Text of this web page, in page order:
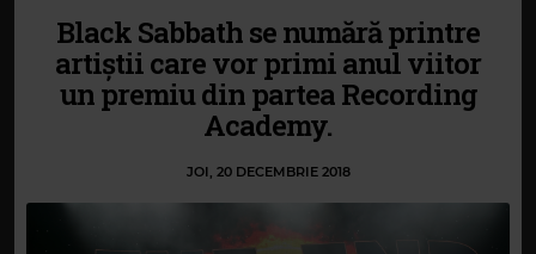
Black Sabbath se numără printre
artiștii care vor primi anul viitor
un premiu din partea Recording
Academy.
JOI, 20 DECEMBRIE 2018